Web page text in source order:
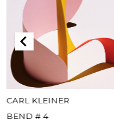
CARL KLEINER
BEND # 4